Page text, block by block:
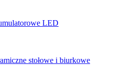
LED
stołowe i biurkowe